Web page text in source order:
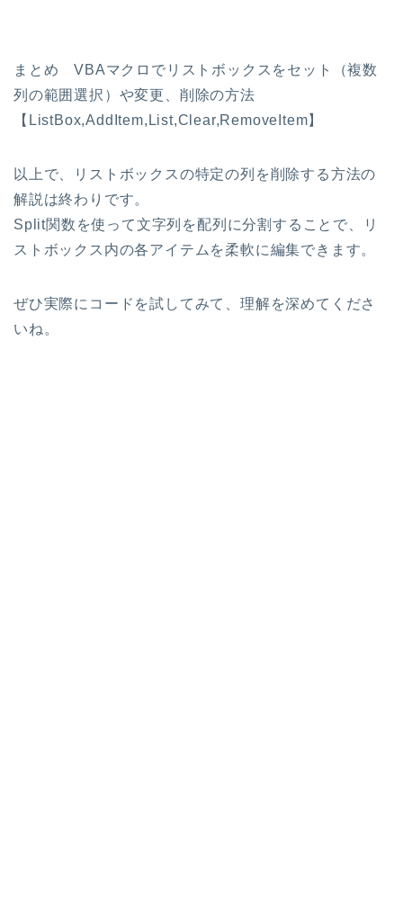
まとめ VBAマクロでリストボックスをセット（複数
列の範囲選択）や変更、削除の方法
【ListBox,AddItem,List,Clear,RemoveItem】
以上で、リストボックスの特定の列を削除する方法の
解説は終わりです。
Split関数を使って文字列を配列に分割することで、リ
ストボックス内の各アイテムを柔軟に編集できます。
ぜひ実際にコードを試してみて、理解を深めてくださ
いね。